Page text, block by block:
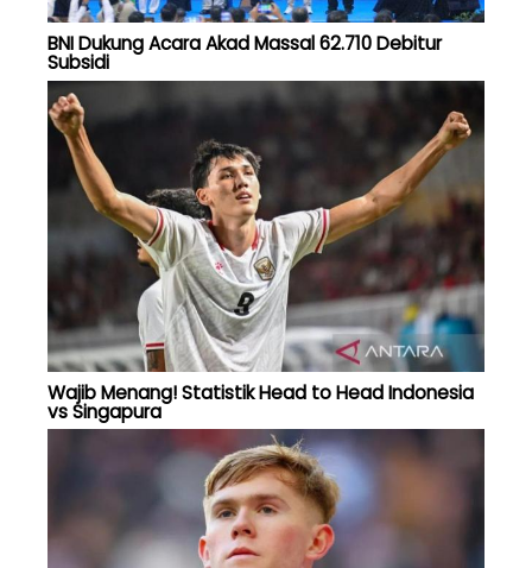
BNI Dukung Acara Akad Massal 62.710 Debitur
Subsidi
Wajib Menang! Statistik Head to Head Indonesia
vs Singapura